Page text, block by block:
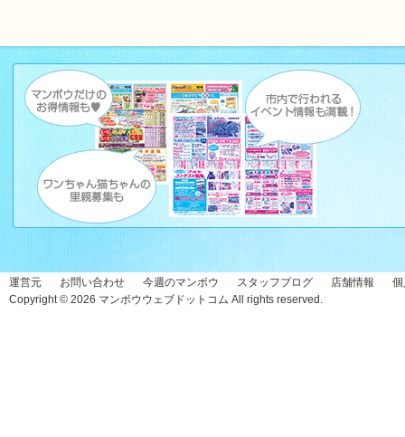
運営元 お問い合わせ 今週のマンボウ スタッフブログ 店舗情報
Copyright © 2026 マンボウウェブドットコム All rights reserved.